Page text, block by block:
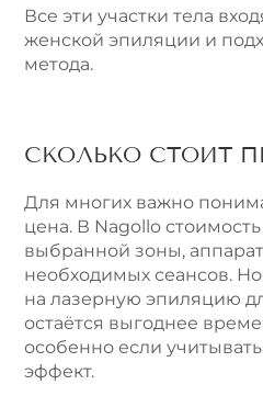
Все эти участки тела
женской эпиляции и
метода.
СКОЛЬКО СТОИТ
Для многих важно
цена. В Nagollo
выбранной зоны,
необходимых сеансов.
на лазерную эпиляцию
остаётся выгоднее
особенно если
эффект.